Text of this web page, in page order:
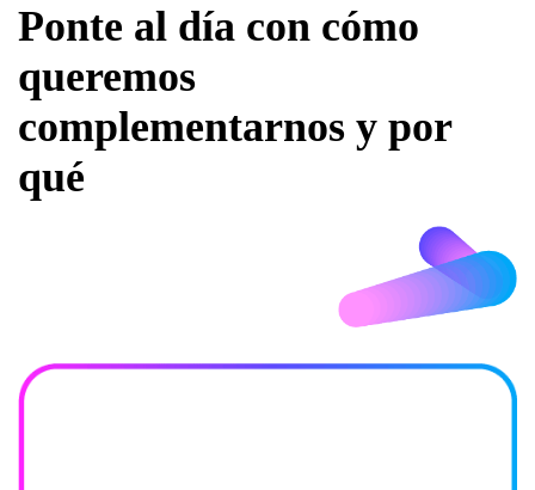
Ponte al día con cómo
queremos
complementarnos y por
qué